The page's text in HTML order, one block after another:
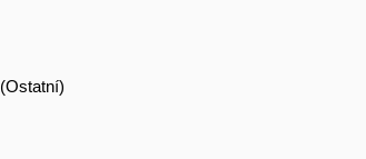
(Ostatní)